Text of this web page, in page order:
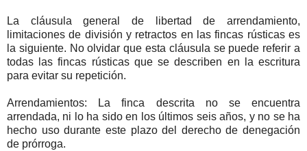
La cláusula general de libertad de arrendamiento,
limitaciones de división y retractos en las fincas rústicas es
la siguiente. No olvidar que esta cláusula se puede referir a
todas las fincas rústicas que se describen en la escritura
para evitar su repetición.
Arrendamientos: La finca descrita no se encuentra
arrendada, ni lo ha sido en los últimos seis años, y no se ha
hecho uso durante este plazo del derecho de denegación
de prórroga.